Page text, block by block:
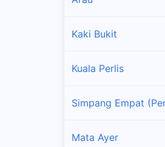
Kaki Bukit
Kuala Perlis
Simpang Empat
Mata Ayer